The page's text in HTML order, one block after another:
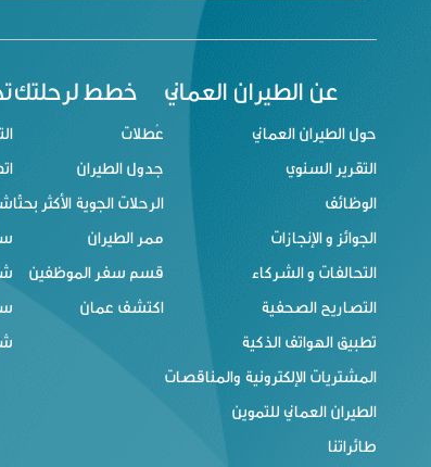
عن الطيران العماني
حول الطيران العماني
التقرير السنوي
الوظائف
الجوائز و الإنجازات
التحالفات و الشركاء
التصاريح الصحفية
تطبيق الهواتف الذكية
المشتريات الإلكترونية والمناقصات
الطيران العماني للتموين
طائراتنا
خطط لرحلتك
عُطلات
جدول الطيران
الرحلات الجوية الأكثر بحثًا
ممر الطيران
قسم سفر الموظفين
اكتشف عمان